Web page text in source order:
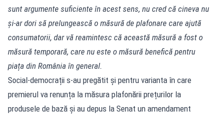
sunt argumente suficiente în acest sens, nu cred că cineva nu
și-ar dori să prelungească o măsură de plafonare care ajută
consumatorii, dar vă reamintesc că această măsură a fost o
măsură temporară, care nu este o măsură benefică pentru
piața din România în general.
Social-democrații s-au pregătit și pentru varianta în care
premierul va renunța la măsura plafonării prețurilor la
produsele de bază și au depus la Senat un amendament